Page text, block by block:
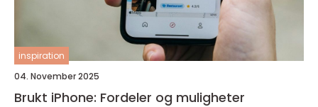
inspiration
04. November 2025
Brukt iPhone: Fordeler og muligheter